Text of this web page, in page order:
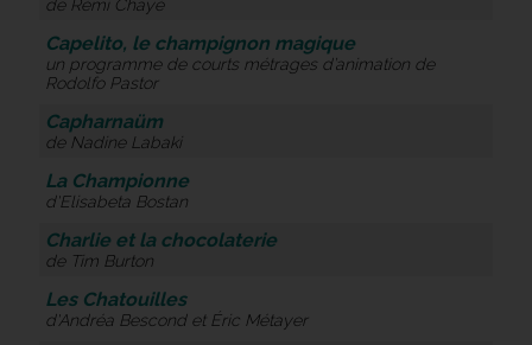
de Rémi Chayé
Capelito, le champignon magique
un programme de courts métrages d’animation de
Rodolfo Pastor
Capharnaüm
de Nadine Labaki
La Championne
d'Elisabeta Bostan
Charlie et la chocolaterie
de Tim Burton
Les Chatouilles
d'Andréa Bescond et Éric Métayer